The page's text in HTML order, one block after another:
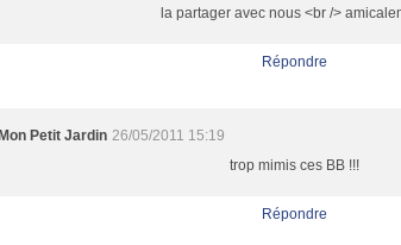
la partager avec nous <br />
Répondre
Petit Jardin 26/05/2011 15:19
trop mimis ces BB !!!
Répondre